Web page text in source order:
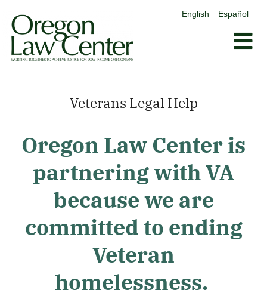
Saltar
al
contenido
English Español
Veterans Legal Help
Oregon Law Center is
partnering with VA
because we are
committed to ending
Veteran
homelessness.